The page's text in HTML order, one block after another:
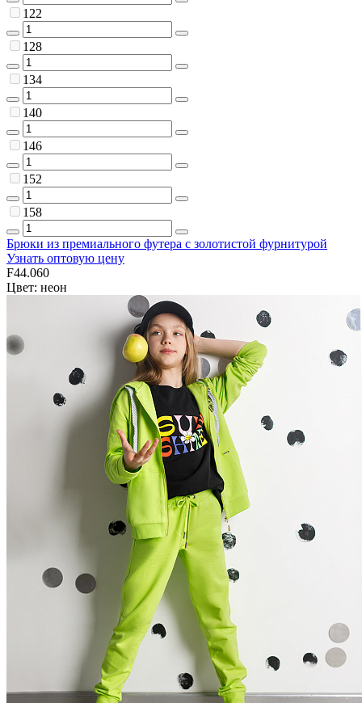
122
128
134
140
146
152
158
Брюки из премиального футера с золотистой фурнитурой
Узнать оптовую цену
F44.060
Цвет: неон